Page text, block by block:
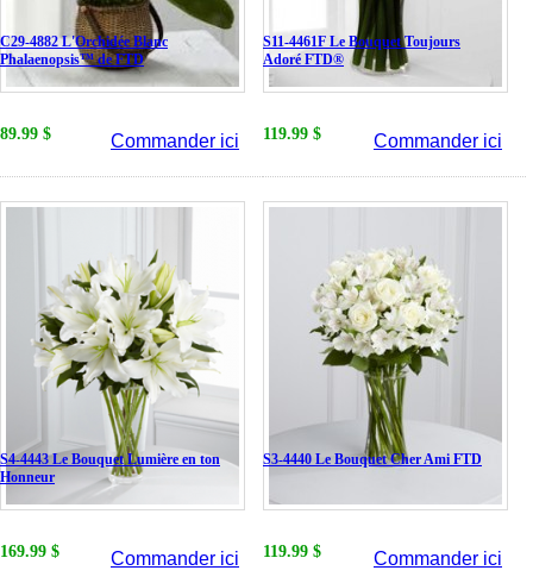
C29-4882 L'Orchidée Blanc
Phalaenopsis™ de FTD
89.99 $ Commander ici
S11-4461F Le Bouquet Toujours
Adoré FTD®
119.99 $ Commander ici
S4-4443 Le Bouquet Lumière en ton
Honneur
169.99 $ Commander ici
S3-4440 Le Bouquet Cher Ami FTD
119.99 $ Commander ici